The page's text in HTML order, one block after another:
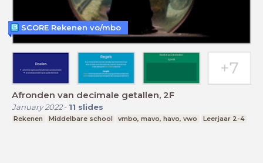
Afronden van decimale getallen, 2F
January 2022- 11 slides
Rekenen Middelbare school vmbo, mavo, havo, vwo Leerjaar 2-4
SCORE Rekenen vo/mbo